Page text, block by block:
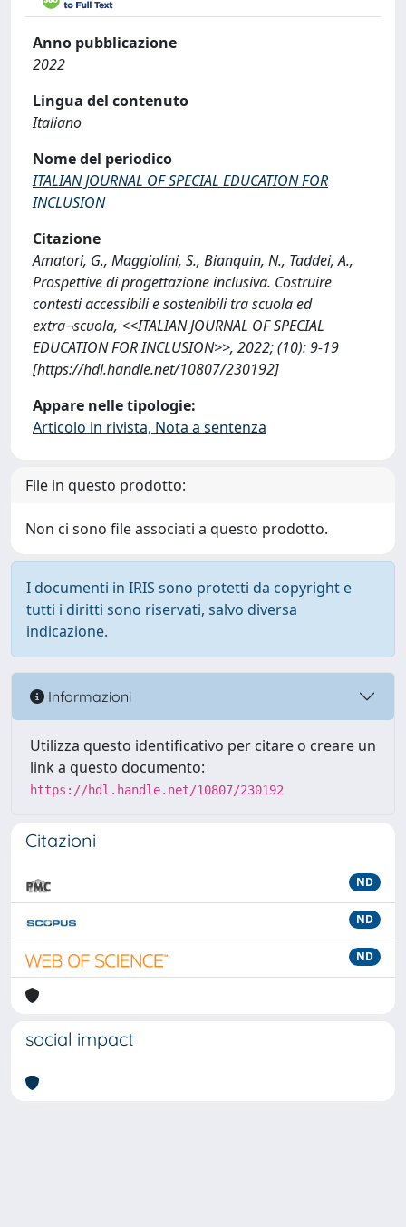
Anno pubblicazione
2022
Lingua del contenuto
Italiano
Nome del periodico
ITALIAN JOURNAL OF SPECIAL EDUCATION FOR
INCLUSION
Citazione
Amatori, G., Maggiolini, S., Bianquin, N., Taddei, A.,
Prospettive di progettazione inclusiva. Costruire
contesti accessibili e sostenibili tra scuola ed
extra¬scuola, <<ITALIAN JOURNAL OF SPECIAL
EDUCATION FOR INCLUSION>>, 2022; (10): 9-19
[https://hdl.handle.net/10807/230192]
Appare nelle tipologie:
Articolo in rivista, Nota a sentenza
File in questo prodotto:
Non ci sono file associati a questo prodotto.
I documenti in IRIS sono protetti da copyright e
tutti i diritti sono riservati, salvo diversa
indicazione.
Informazioni
Utilizza questo identificativo per citare o creare un
link a questo documento:
https://hdl.handle.net/10807/230192
Citazioni
ND
ND
ND
social impact